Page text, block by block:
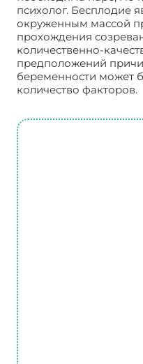
психолог. Бесплодие
окруженным массой
прохождения
количественно-
предположений
беременности может
количество факторов.